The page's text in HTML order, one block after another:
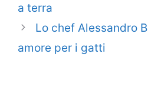
a terra
Lo chef Alessandro
amore per i gatti